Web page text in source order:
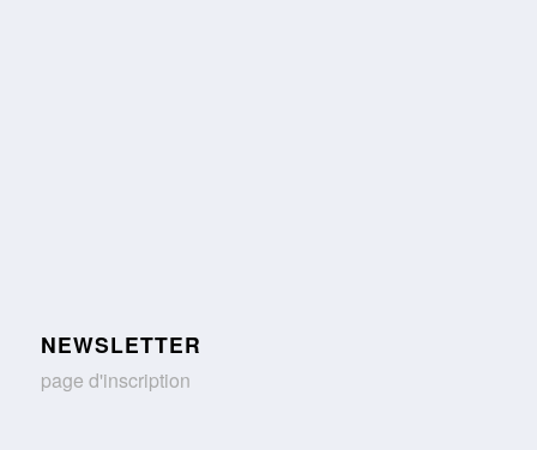
NEWSLETTER
page d'inscription